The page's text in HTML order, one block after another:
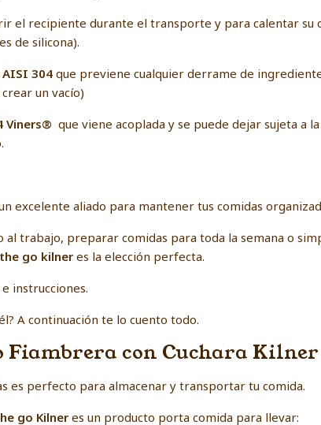
el recipiente durante el transporte y para calentar su
de silicona).
304 que previene cualquier derrame de
un vacío)
Viners® que viene acoplada y se puede dejar sujeta a
excelente aliado para mantener tus comidas
al trabajo, preparar comidas para toda la semana o
go kilneres la elección perfecta.
instrucciones.
A continuación te lo cuento todo.
Fiambrera con Cuchara Kilner
es perfecto para almacenar y transportar tu comida.
go Kilneres un producto porta comida para llevar: